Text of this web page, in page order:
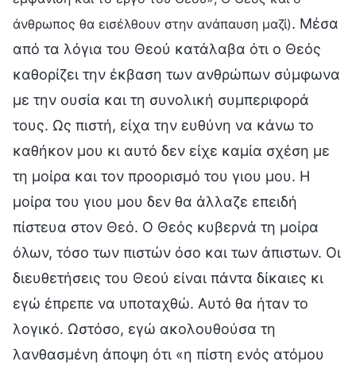
άνθρωπος θα εισέλθουν στην ανάπαυση μαζί). Μέσα
από τα λόγια του Θεού κατάλαβα ότι ο Θεός
καθορίζει την έκβαση των ανθρώπων σύμφωνα
με την ουσία και τη συνολική συμπεριφορά
τους. Ως πιστή, είχα την ευθύνη να κάνω το
καθήκον μου κι αυτό δεν είχε καμία σχέση με
τη μοίρα και τον προορισμό του γιου μου. Η
μοίρα του γιου μου δεν θα άλλαζε επειδή
πίστευα στον Θεό. Ο Θεός κυβερνά τη μοίρα
όλων, τόσο των πιστών όσο και των άπιστων. Οι
διευθετήσεις του Θεού είναι πάντα δίκαιες κι
εγώ έπρεπε να υποταχθώ. Αυτό θα ήταν το
λογικό. Ωστόσο, εγώ ακολουθούσα τη
λανθασμένη άποψη ότι «η πίστη ενός ατόμου